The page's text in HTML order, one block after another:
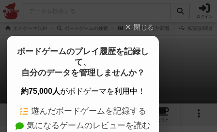
ログイン
ボドゲーマTOP ボードゲームの検索 文明の曙：西方帝国 拡張版/関連
文明の曙：西方帝国
拡張/関連作品 1件
1
カフェ
閉じる
ボードゲームのプレイ履歴を記録し
て、
自分のデータを管理しませんか？
約75,000人がボドゲーマを利用中！
遊んだボードゲームを記録する
気になるゲームのレビューを読む